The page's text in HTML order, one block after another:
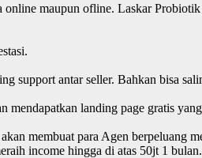
maupun ofline. Laskar
support antar seller. Bahkan bisa
landing page gratis
membuat para Agen berpeluang
income hingga di atas 50jt 1 bulan.